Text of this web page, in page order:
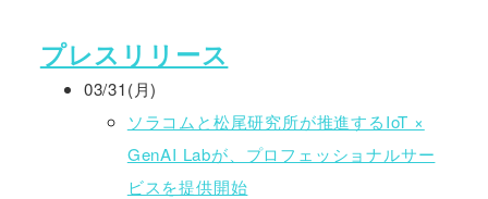
プレスリリース
03/31(月)
ソラコムと松尾研究所が推進するIoT ×
GenAI Labが、プロフェッショナルサー
ビスを提供開始